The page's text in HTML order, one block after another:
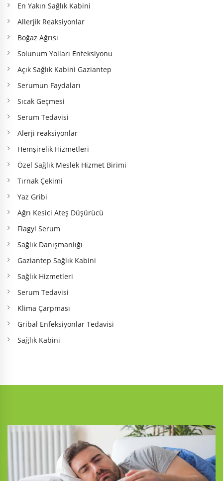
En Yakın Sağlık Kabini
Allerjik Reaksiyonlar
Boğaz Ağrısı
Solunum Yolları Enfeksiyonu
Açık Sağlık Kabini Gaziantep
Serumun Faydaları
Sıcak Geçmesi
Serum Tedavisi
Alerji reaksiyonlar
Hemşirelik Hizmetleri
Özel Sağlık Meslek Hizmet Birimi
Tırnak Çekimi
Yaz Gribi
Ağrı Kesici Ateş Düşürücü
Flagyl Serum
Sağlık Danışmanlığı
Gaziantep Sağlık Kabini
Sağlık Hizmetleri
Serum Tedavisi
Klima Çarpması
Gribal Enfeksiyonlar Tedavisi
Sağlık Kabini